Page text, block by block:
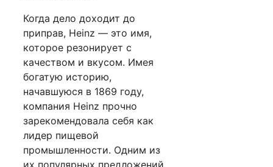
Когда дело доходит до
приправ, Heinz — это имя,
которое резонирует с
качеством и вкусом. Имея
богатую историю,
начавшуюся в 1869 году,
компания Heinz прочно
зарекомендовала себя как
лидер пищевой
промышленности. Одним из
их популярных предложений